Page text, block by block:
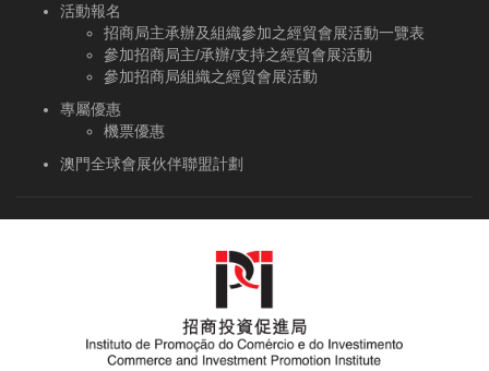
活動報名
招商局主承辦及組織參加之經貿會展活動一覽表
參加招商局主/承辦/支持之經貿會展活動
參加招商局組織之經貿會展活動
專屬優惠
機票優惠
澳門全球會展伙伴聯盟計劃